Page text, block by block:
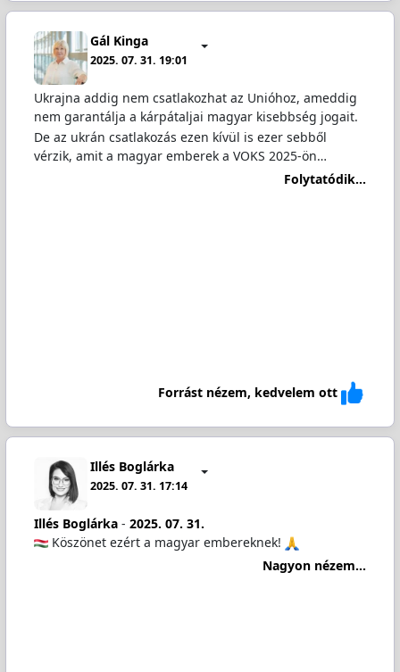
Gál Kinga
2025. 07. 31. 19:01
Ukrajna addig nem csatlakozhat az Unióhoz, ameddig
nem garantálja a kárpátaljai magyar kisebbség jogait.
De az ukrán csatlakozás ezen kívül is ezer sebből
vérzik, amit a magyar emberek a VOKS 2025-ön…
Folytatódik...
Forrást nézem, kedvelem ott
Illés Boglárka
2025. 07. 31. 17:14
Illés Boglárka- 2025. 07. 31.
Köszönet ezért a magyar embereknek!
Nagyon nézem...